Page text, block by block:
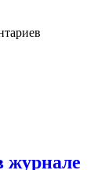
журнале